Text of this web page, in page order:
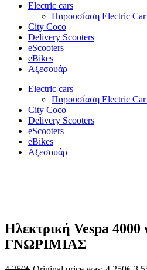
Electric cars
Παρουσίαση Electric
City Coco
Delivery Scooters
eScooters
eBikes
Αξεσουάρ
Electric cars
Παρουσίαση Electric
City Coco
Delivery Scooters
eScooters
eBikes
Αξεσουάρ
Ηλεκτρική Vespa
ΓΝΩΡΙΜΙΑΣ